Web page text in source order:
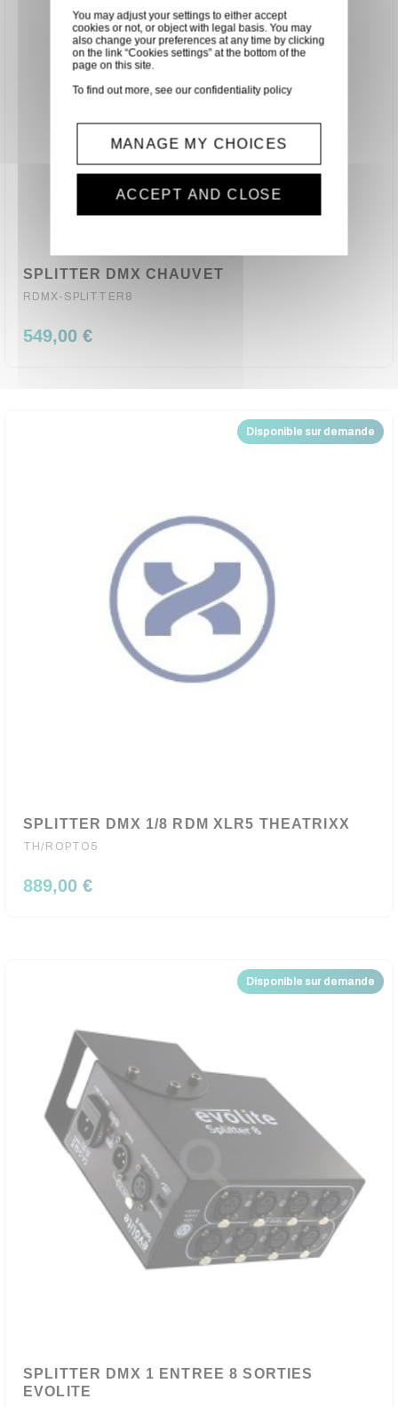
SPLITTER DMX CHAUVET
RDMX-SPLITTER8
549,00 €
Disponible sur demande
SPLITTER DMX 1/8 RDM XLR5 THEATRIXX
TH/ROPTO5
889,00 €
Disponible sur demande
SPLITTER DMX 1 ENTREE 8 SORTIES
EVOLITE
You may adjust your settings to either accept
cookies or not, or object with legal basis. You may
also change your preferences at any time by clicking
on the link “Cookies settings” at the bottom of the
page on this site.
To find out more, see ourconfidentiality policy
MANAGE MY CHOICES
ACCEPT AND CLOSE